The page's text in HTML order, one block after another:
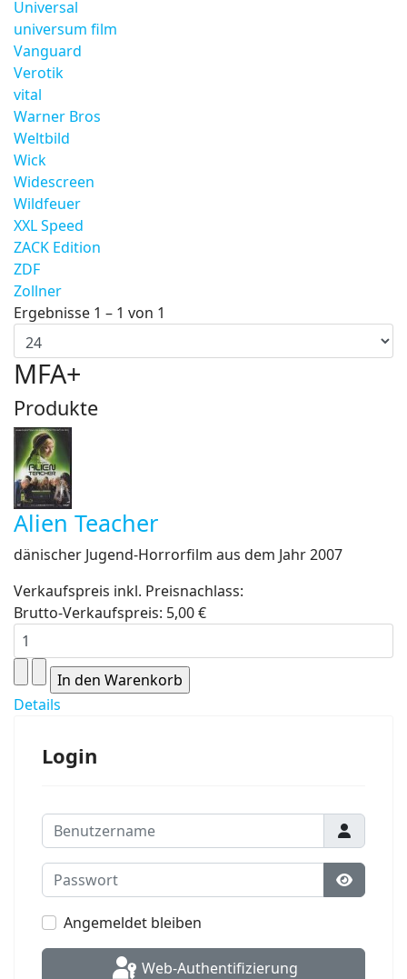
Universal
universum film
Vanguard
Verotik
vital
Warner Bros
Weltbild
Wick
Widescreen
Wildfeuer
XXL Speed
ZACK Edition
ZDF
Zollner
Ergebnisse 1 – 1 von 1
MFA+
Produkte
Alien Teacher
dänischer Jugend-Horrorfilm aus dem Jahr 2007
Verkaufspreis inkl. Preisnachlass:
Brutto-Verkaufspreis: 5,00 €
Details
Login
Benutzername
Passwort
Angemeldet bleiben
Web-Authentifizierung